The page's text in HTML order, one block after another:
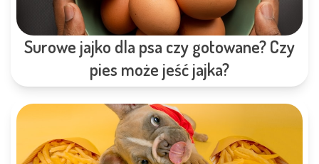
Surowe jajko dla psa czy gotowane? Czy
pies może jeść jajka?